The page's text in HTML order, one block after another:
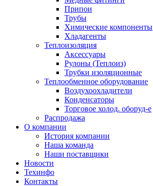
Припои
Трубы
Химические компоненты
Хладагенты
Теплоизоляция
Аксессуары
Рулоны (Теплоиз)
Трубки изоляционные
Теплообменное оборудование
Воздухоохладители
Конденсаторы
Торговое холод. оборуд-е
Распродажа
О компании
История компании
Наша команда
Наши поставщики
Новости
Техинфо
Контакты